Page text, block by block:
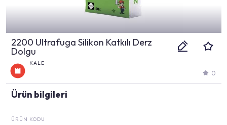
2200 Ultrafuga Silikon Katkılı Derz
Dolgu
KALE
0
Ürün bilgileri
ÜRÜN KODU